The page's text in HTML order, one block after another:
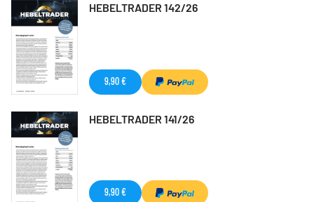
HEBELTRADER 142/26
9,90 €
HEBELTRADER 141/26
9,90 €